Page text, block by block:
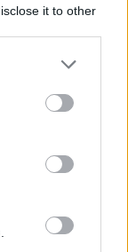
it to other